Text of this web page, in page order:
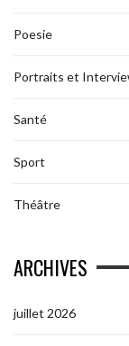
Poesie
Portraits et
Santé
Sport
Théâtre
ARCHIVES
juillet 2026